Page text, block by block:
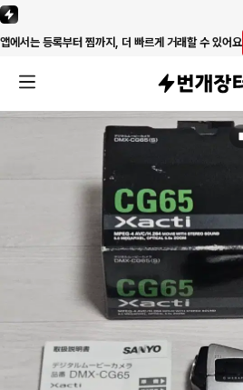
앱에서는 등록부터 찜까지, 더 빠르게 거래할 수 있어요